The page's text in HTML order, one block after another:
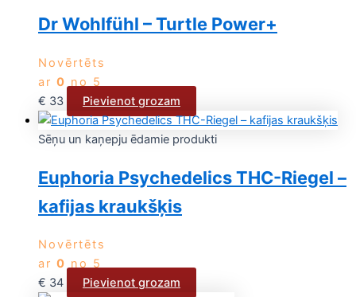
Dr Wohlfühl – Turtle Power+
Novērtēts
ar 0 no 5
€ 33 Pievienot grozam
Sēņu un kaņepju ēdamie produkti
Euphoria Psychedelics THC-Riegel –
kafijas kraukšķis
Novērtēts
ar 0 no 5
€ 34 Pievienot grozam